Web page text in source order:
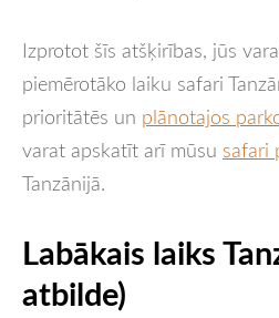
Izprotot šīs atšķirības, jūs
piemērotāko laiku safari
prioritātēs un plānotajos
varat apskatīt arī mūsu safari
Tanzānijā.
Labākais laiks
atbilde)